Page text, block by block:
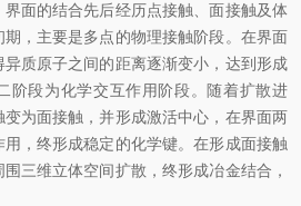
面的结合先后经历点接触、面接触及体
，主要是多点的物理接触阶段。在界面
质原子之间的距离逐渐变小，达到形成
阶段为化学交互作用阶段。随着扩散进
为面接触，并形成激活中心，在界面两
，终形成稳定的化学键。在形成面接触
三维立体空间扩散，终形成冶金结合，